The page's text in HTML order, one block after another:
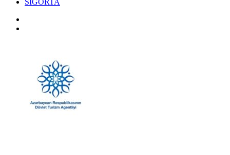
SIĞORTA